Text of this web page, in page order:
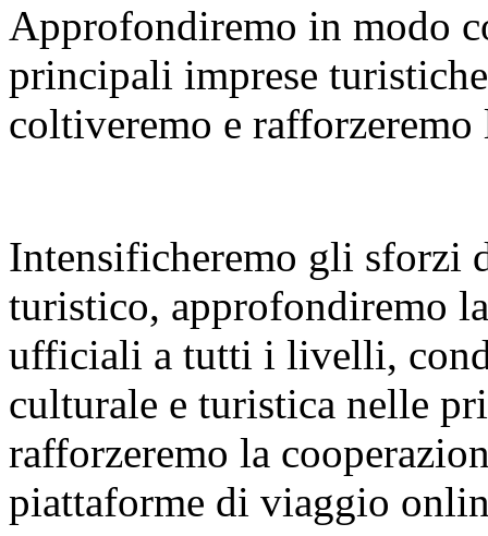
Approfondiremo in modo
principali imprese
coltiveremo e
Intensificheremo gli sforzi
turistico, approfondiremo
ufficiali a tutti i livelli,
culturale e turistica nelle
rafforzeremo la
piattaforme di viaggio